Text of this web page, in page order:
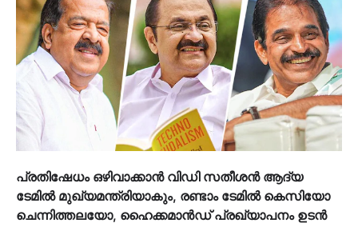
പ്രതിഷേധം ഒഴിവാക്കാന്‍ വിഡി സതീശന്‍ ആദ്യ
ടേമില്‍ മുഖ്യമന്ത്രിയാകും, രണ്ടാം ടേമില്‍ കെസിയോ
ചെന്നിത്തലയോ, ഹൈക്കമാന്‍ഡ് പ്രഖ്യാപനം ഉടന്‍